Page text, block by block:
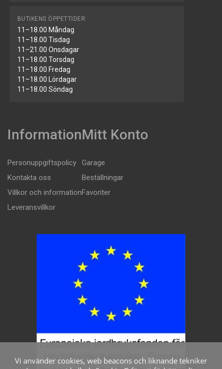
BUTIKENS ÖPPETTIDER:
11–18.00 Måndag
11–18.00 Tisdag
11–21.00 Onsdagar
11–18.00 Torsdag
11–18.00 Fredag
11–18.00 Lördagar
11–18.00 Söndag
Information
Personuppgiftspolicy
Kontakta oss
Villkor och information
Leveransvillkor
Mitt Konto
Garage
Beställningar
Favoriter
Vi använder cookies, web beacons och liknande tekniker